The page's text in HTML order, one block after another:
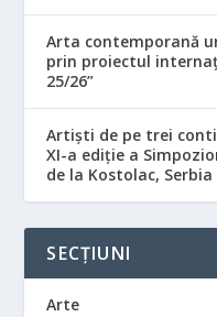
Arta contemporană
prin proiectul
25/26”
Artiști de pe trei
XI-a ediție a
de la Kostolac, Serbia
SECȚIUNI
Arte